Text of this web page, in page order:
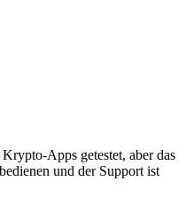
Apps getestet, aber das
und der Support ist